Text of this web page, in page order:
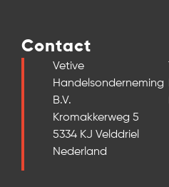
Contact
Vetive
Handelsonderneming
B.V.
Kromakkerweg 5
5334 KJ Velddriel
Nederland